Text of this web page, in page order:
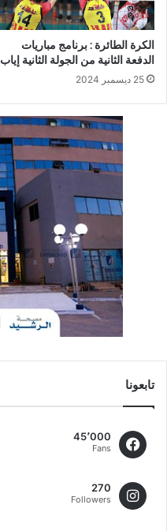
الكرة الطائرة : برنامج مباريات
الدفعة الثانية من الجولة الثانية إياب
25 ديسمبر 2024
تابعونا
45٬000
Fans
270
Followers